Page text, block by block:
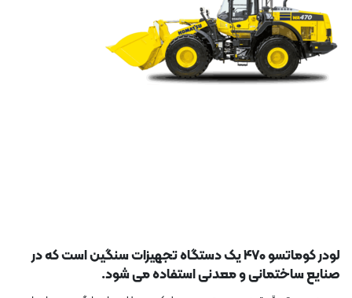
لودر کوماتسو 470 یک دستگاه تجهیزات سنگین است که در
صنایع ساختمانی و معدنی استفاده می شود.